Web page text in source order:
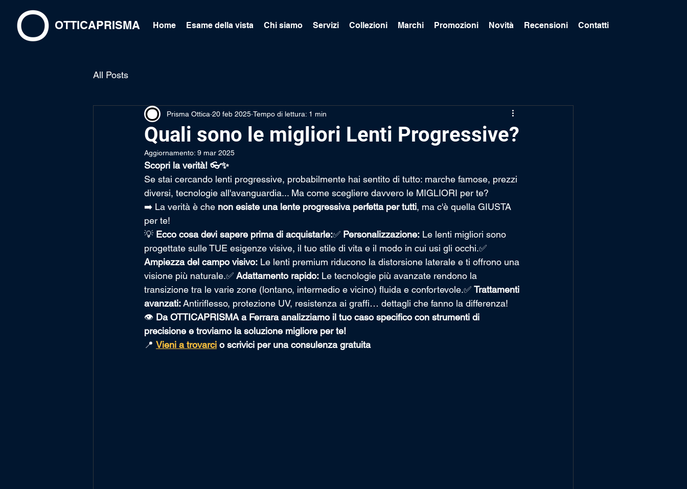
OTTICAPRISMA Home Esame della vista Chi siamo Servizi Collezioni Marchi Promozioni Novità Recensioni Contatti
All Posts
Quali sono le migliori Lenti Progressive?
Prisma Ottica 20 feb 2025 Tempo di lettura: 1 min
Aggiornamento: 9 mar 2025
Scopri la verità! 👓✨
Se stai cercando lenti progressive, probabilmente hai sentito di tutto: marche famose, prezzi
diversi, tecnologie all'avanguardia... Ma come scegliere davvero le MIGLIORI per te?
➡️ La verità è che non esiste una lente progressiva perfetta per tutti, ma c'è quella GIUSTA
per te!
💡 Ecco cosa devi sapere prima di acquistarle:✅ Personalizzazione: Le lenti migliori sono
progettate sulle TUE esigenze visive, il tuo stile di vita e il modo in cui usi gli occhi.✅
Ampiezza del campo visivo: Le lenti premium riducono la distorsione laterale e ti offrono una
visione più naturale.✅ Adattamento rapido: Le tecnologie più avanzate rendono la
transizione tra le varie zone (lontano, intermedio e vicino) fluida e confortevole.✅ Trattamenti
avanzati: Antiriflesso, protezione UV, resistenza ai graffi… dettagli che fanno la differenza!
👁️ Da OTTICAPRISMA a Ferrara analizziamo il tuo caso specifico con strumenti di
precisione e troviamo la soluzione migliore per te!
📍 Vieni a trovarci o scrivici per una consulenza gratuita